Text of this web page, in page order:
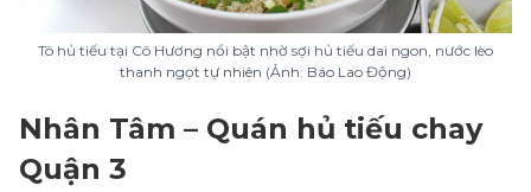
Tô hủ tiếu tại Cô Hương nổi bật nhờ sợi hủ tiếu dai ngon, nước lèo
thanh ngọt tự nhiên (Ảnh: Báo Lao Động)
Nhân Tâm – Quán hủ tiếu chay
Quận 3